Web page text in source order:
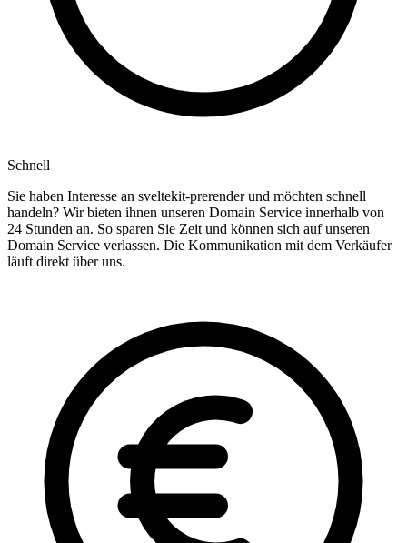
Schnell
Sie haben Interesse an sveltekit-prerender und möchten schnell
handeln? Wir bieten ihnen unseren Domain Service innerhalb von
24 Stunden an. So sparen Sie Zeit und können sich auf unseren
Domain Service verlassen. Die Kommunikation mit dem Verkäufer
läuft direkt über uns.